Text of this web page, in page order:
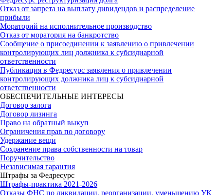
Отказ от запрета на выплату дивидендов и распределение
прибыли
Мораторий на исполнительное производство
Отказ от моратория на банкротство
Сообщение о присоединении к заявлению о привлечении
контролирующих лиц должника к субсидиарной
ответственности
Публикация в Федресурс заявления о привлечении
контролирующих должника лиц к субсидиарной
ответственности
ОБЕСПЕЧИТЕЛЬНЫЕ ИНТЕРЕСЫ
Договор залога
Договор лизинга
Право на обратный выкуп
Ограничения прав по договору
Удержание вещи
Сохранение права собственности на товар
Поручительство
Независимая гарантия
Штрафы за Федресурс
Штрафы-практика 2021-2026
Отказы ФНС по ликвидации, реорганизации, уменьшению УК